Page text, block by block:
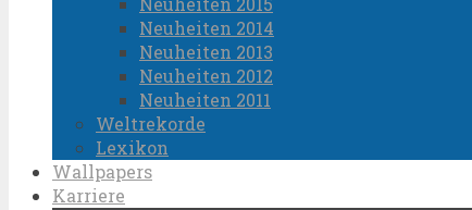
Neuheiten 2014
Neuheiten 2013
Neuheiten 2012
Neuheiten 2011
Weltrekorde
Lexikon
Wallpapers
Karriere